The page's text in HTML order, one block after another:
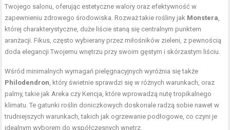
Twojego salonu, oferując estetyczne walory oraz efektywność w
zapewnieniu zdrowego środowiska. Rozważ takie rośliny jak Monstera,
której charakterystyczne, duże liście staną się centralnym punktem
aranżacji. Fikus, często wybierany przez miłośników zieleni, z pewnością
doda elegancji Twojemu wnętrzu przy swoim gęstym i skórzastym liściu.
Wśród minimalnych wymagań pielęgnacyjnych wyróżnia się także
Philodendron, który świetnie sprawdzi się w różnych warunkach, oraz
palmy, takie jak Areka czy Kencja, które wprowadzą nutę tropikalnego
klimatu. Te gatunki roślin doniczkowych doskonale radzą sobie nawet w
trudniejszych warunkach, takich jak ogrzewanie podłogowe, co czyni je
idealnym wyborem do współczesnych wnętrz.